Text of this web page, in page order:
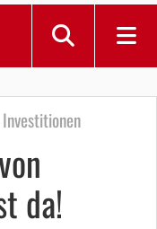
da!